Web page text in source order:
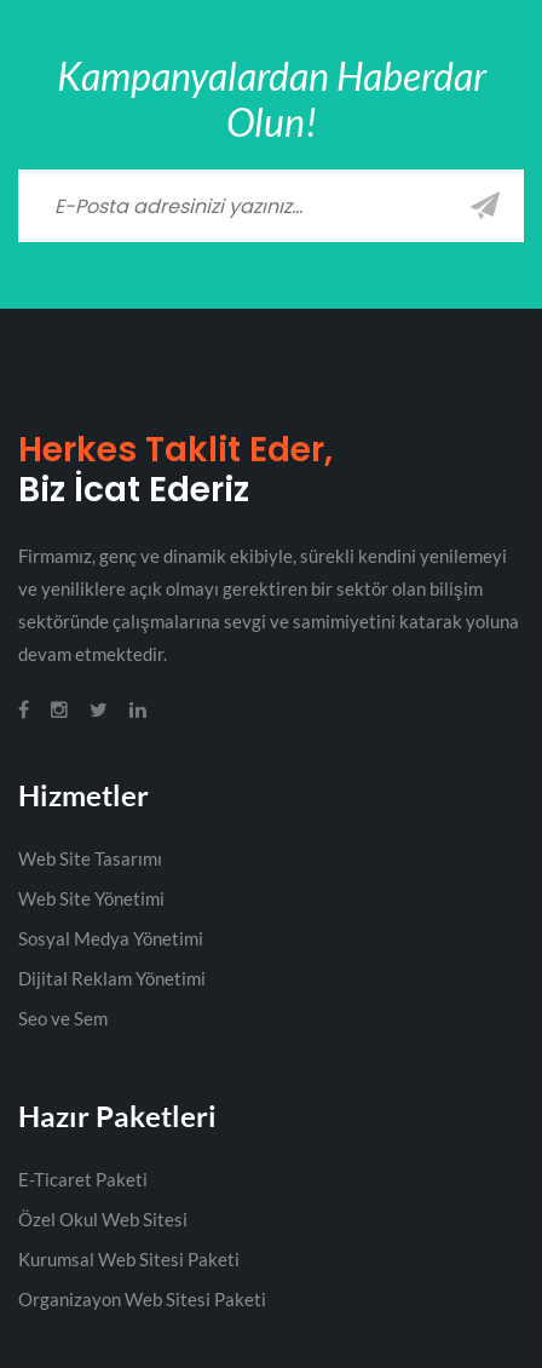
Kampanyalardan Haberdar
Olun!
Herkes Taklit Eder,
Biz İcat Ederiz
Firmamız, genç ve dinamik ekibiyle, sürekli kendini yenilemeyi
ve yeniliklere açık olmayı gerektiren bir sektör olan bilişim
sektöründe çalışmalarına sevgi ve samimiyetini katarak yoluna
devam etmektedir.
Hizmetler
Web Site Tasarımı
Web Site Yönetimi
Sosyal Medya Yönetimi
Dijital Reklam Yönetimi
Seo ve Sem
Hazır Paketleri
E-Ticaret Paketi
Özel Okul Web Sitesi
Kurumsal Web Sitesi Paketi
Organizayon Web Sitesi Paketi